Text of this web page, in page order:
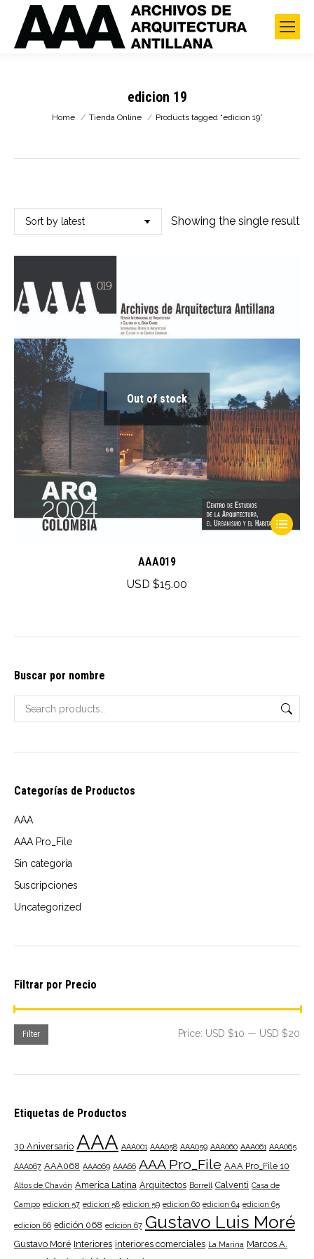
edicion 19
You are here:
Home Tienda Online Products tagged “edicion 19”
Showing the single result
This
options
chosen
on
Out of stock
AAA019
USD $15.00
Buscar por nombre
Categorías de Productos
AAA
AAA Pro_File
Sin categoría
Suscripciones
Uncategorized
Filtrar por Precio
Filter Price: USD $10 — USD $20
Etiquetas de Productos
30 Aniversario AAA AAA001 AAA058 AAA059 AAA060 AAA061 AAA065
AAA067 AAA068 AAA069 AAA66 AAA Pro_File AAA Pro_File 10
Altos de Chavón America Latina Arquitectos Borrell Calventi Casa de
Campo edicion 57 edicion 58 edicion 59 edicion 60 edicion 64 edicion 65
edicion 66 edición 068 edición 67 Gustavo Luis Moré
Gustavo Moré Interiores interiores comerciales La Marina Marcos A.